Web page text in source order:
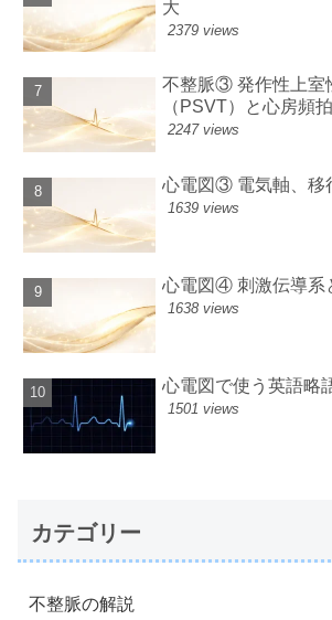
大
2379 views
不整脈③ 発作性上室
（PSVT）と心房頻
2247 views
心電図③ 電気軸、移
1639 views
心電図④ 刺激伝導系
1638 views
心電図で使う英語略
1501 views
カテゴリー
不整脈の解説